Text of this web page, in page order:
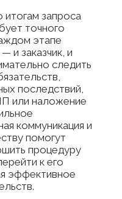
итогам запроса
точного
этапе
и заказчик, и
следить
последствий,
или наложение
коммуникация и
помогут
процедуру
к его
эффективное